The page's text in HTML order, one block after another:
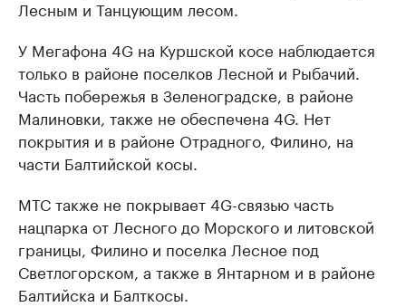
Лесным и Танцующим лесом.
У Мегафона 4G на Куршской косе наблюдается
только в районе поселков Лесной и Рыбачий.
Часть побережья в Зеленоградске, в районе
Малиновки, также не обеспечена 4G. Нет
покрытия и в районе Отрадного, Филино, на
части Балтийской косы.
МТС также не покрывает 4G-связью часть
нацпарка от Лесного до Морского и литовской
границы, Филино и поселка Лесное под
Светлогорском, а также в Янтарном и в районе
Балтийска и Балткосы.